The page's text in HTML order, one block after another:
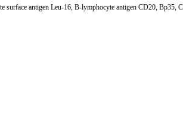
surface antigen Leu-16, B-lymphocyte antigen CD20, Bp35,